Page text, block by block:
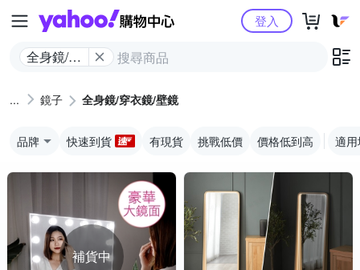
Yahoo購物中心
全身鏡/穿
登入
鏡子 全身鏡/穿衣鏡/壁鏡
品牌 快速到貨 有現貨 挑戰低價 價格低到高 適
補貨中